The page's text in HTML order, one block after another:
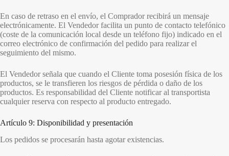
En caso de retraso en el envío, el Comprador recibirá un mensaje
electrónicamente. El Vendedor facilita un punto de contacto telefónico
(coste de la comunicación local desde un teléfono fijo) indicado en el
correo electrónico de confirmación del pedido para realizar el
seguimiento del mismo.
El Vendedor señala que cuando el Cliente toma posesión física de los
productos, se le transfieren los riesgos de pérdida o daño de los
productos. Es responsabilidad del Cliente notificar al transportista
cualquier reserva con respecto al producto entregado.
Artículo 9: Disponibilidad y presentación
Los pedidos se procesarán hasta agotar existencias.